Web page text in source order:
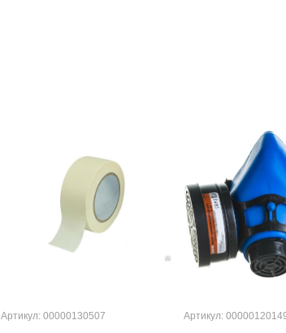
Артикул: 00000130507 Артикул: